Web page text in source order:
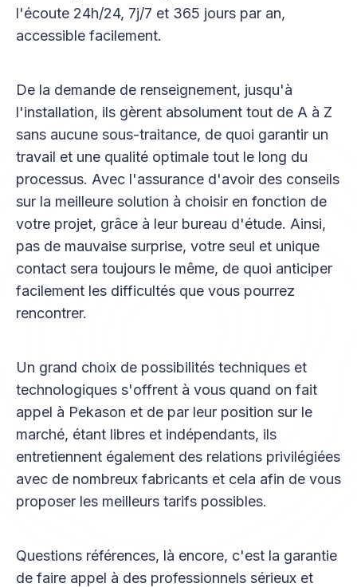
l'écoute 24h/24, 7j/7 et 365 jours par an,
accessible facilement.
De la demande de renseignement, jusqu'à
l'installation, ils gèrent absolument tout de A à Z
sans aucune sous-traitance, de quoi garantir un
travail et une qualité optimale tout le long du
processus. Avec l'assurance d'avoir des conseils
sur la meilleure solution à choisir en fonction de
votre projet, grâce à leur bureau d'étude. Ainsi,
pas de mauvaise surprise, votre seul et unique
contact sera toujours le même, de quoi anticiper
facilement les difficultés que vous pourrez
rencontrer.
Un grand choix de possibilités techniques et
technologiques s'offrent à vous quand on fait
appel à Pekason et de par leur position sur le
marché, étant libres et indépendants, ils
entretiennent également des relations privilégiées
avec de nombreux fabricants et cela afin de vous
proposer les meilleurs tarifs possibles.
Questions références, là encore, c'est la garantie
de faire appel à des professionnels sérieux et